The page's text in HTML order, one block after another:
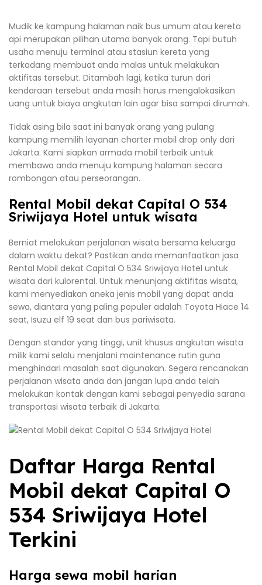
Mudik ke kampung halaman naik bus umum atau kereta
api merupakan pilihan utama banyak orang. Tapi butuh
usaha menuju terminal atau stasiun kereta yang
terkadang membuat anda malas untuk melakukan
aktifitas tersebut. Ditambah lagi, ketika turun dari
kendaraan tersebut anda masih harus mengalokasikan
uang untuk biaya angkutan lain agar bisa sampai dirumah.
Tidak asing bila saat ini banyak orang yang pulang
kampung memilih layanan charter mobil drop only dari
Jakarta. Kami siapkan armada mobil terbaik untuk
membawa anda menuju kampung halaman secara
rombongan atau perseorangan.
Rental Mobil dekat Capital O 534
Sriwijaya Hotel untuk wisata
Berniat melakukan perjalanan wisata bersama keluarga
dalam waktu dekat? Pastikan anda memanfaatkan jasa
Rental Mobil dekat Capital O 534 Sriwijaya Hotel untuk
wisata dari kulorental. Untuk menunjang aktifitas wisata,
kami menyediakan aneka jenis mobil yang dapat anda
sewa, diantara yang paling populer adalah Toyota Hiace 14
seat, Isuzu elf 19 seat dan bus pariwisata.
Dengan standar yang tinggi, unit khusus angkutan wisata
milik kami selalu menjalani maintenance rutin guna
menghindari masalah saat digunakan. Segera rencanakan
perjalanan wisata anda dan jangan lupa anda telah
melakukan kontak dengan kami sebagai penyedia sarana
transportasi wisata terbaik di Jakarta.
Daftar Harga Rental
Mobil dekat Capital O
534 Sriwijaya Hotel
Terkini
Harga sewa mobil harian